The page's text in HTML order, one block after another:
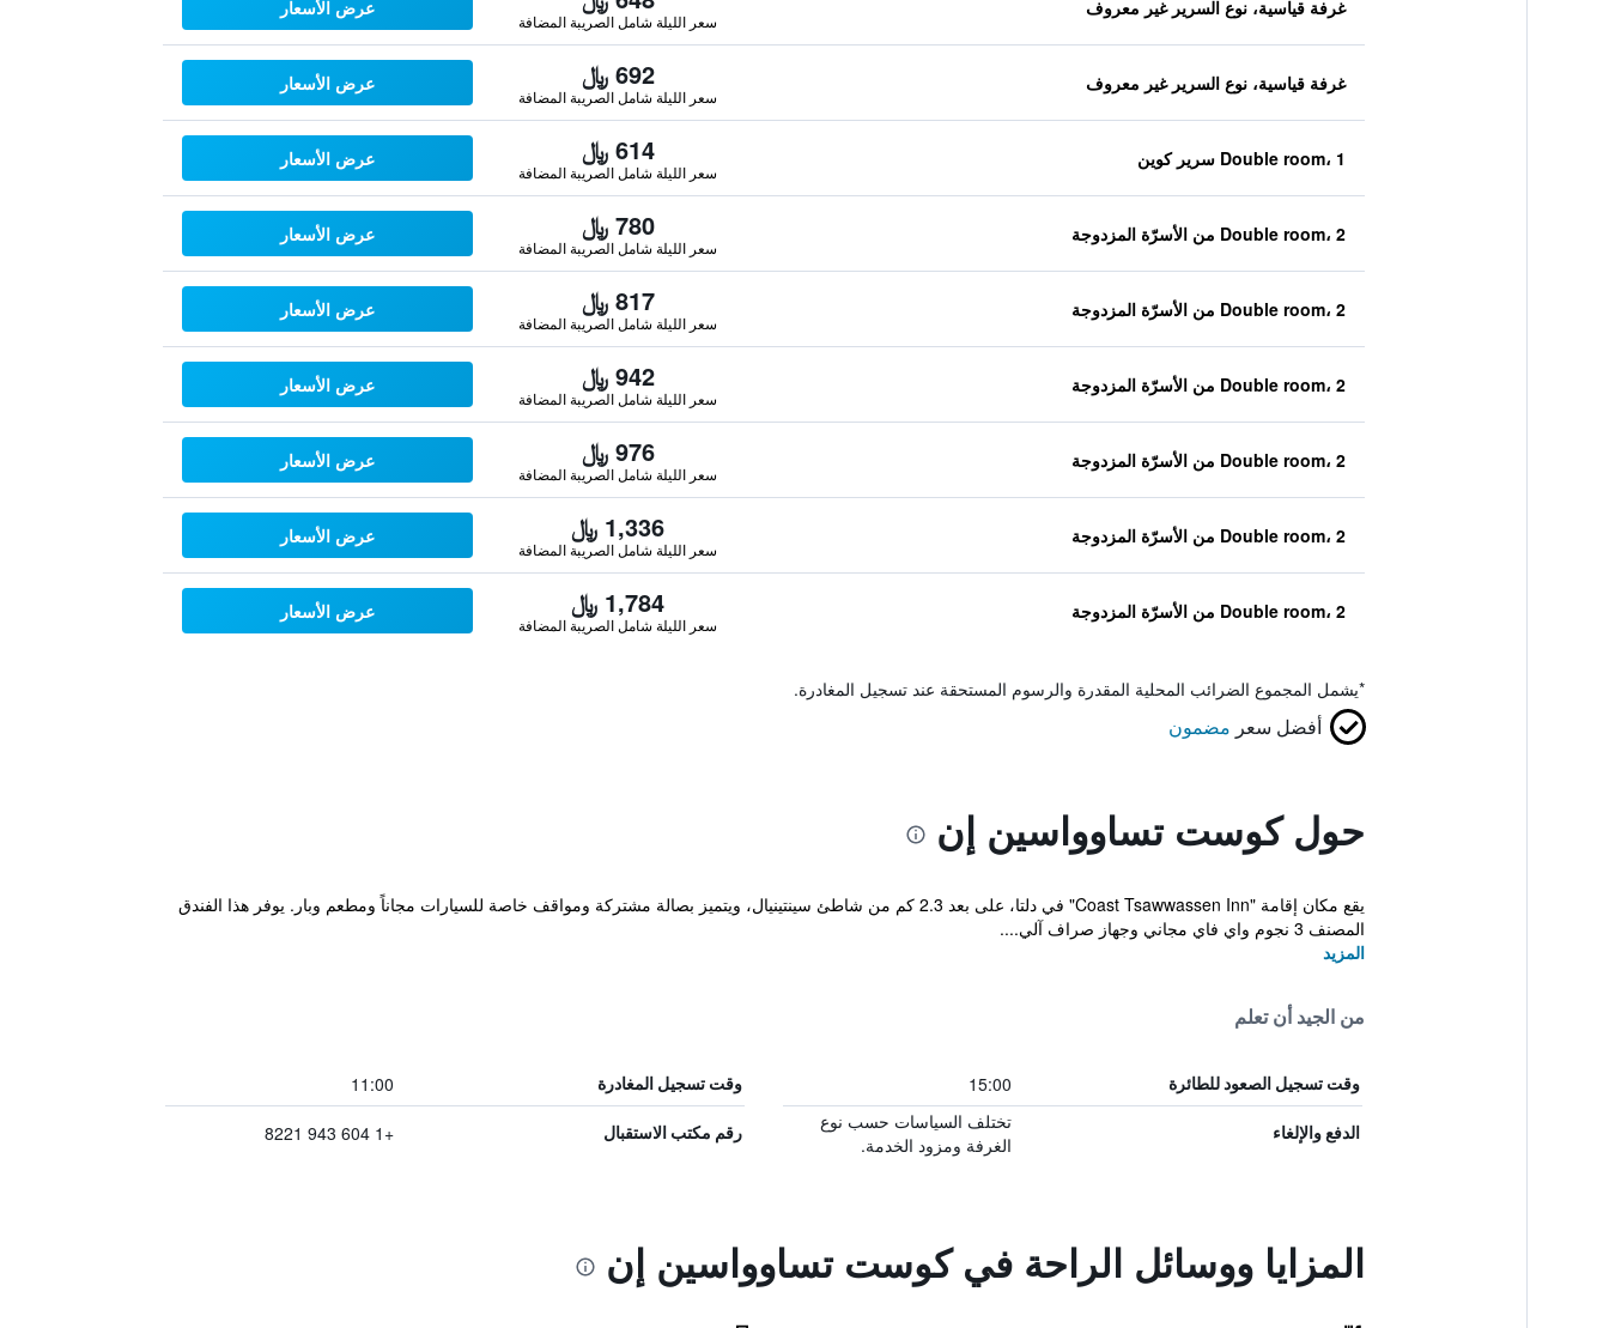
غرفة قياسية، نوع السرير غير معروف
سعر الليلة شامل الصريبة المضافة
عرض الأسعار
غرفة قياسية، نوع السرير غير معروف 692 ﷼
سعر الليلة شامل الصريبة المضافة
عرض الأسعار
Double room، 1 سرير كوين 614 ﷼
سعر الليلة شامل الصريبة المضافة
عرض الأسعار
Double room، 2 من الأسرّة المزدوجة 780 ﷼
سعر الليلة شامل الصريبة المضافة
عرض الأسعار
Double room، 2 من الأسرّة المزدوجة 817 ﷼
سعر الليلة شامل الصريبة المضافة
عرض الأسعار
Double room، 2 من الأسرّة المزدوجة 942 ﷼
سعر الليلة شامل الصريبة المضافة
عرض الأسعار
Double room، 2 من الأسرّة المزدوجة 976 ﷼
سعر الليلة شامل الصريبة المضافة
عرض الأسعار
Double room، 2 من الأسرّة المزدوجة 1,336 ﷼
سعر الليلة شامل الصريبة المضافة
عرض الأسعار
Double room، 2 من الأسرّة المزدوجة 1,784 ﷼
سعر الليلة شامل الصريبة المضافة
عرض الأسعار
*يشمل المجموع الضرائب المحلية المقدرة والرسوم المستحقة عند تسجيل المغادرة.
أفضل سعر مضمون
حول كوست تساوواسين إن
يقع مكان إقامة "Coast Tsawwassen Inn" في دلتا، على بعد 2.3 كم من شاطئ سينتينيال، ويتميز بصالة مشتركة ومواقف خاصة للسيارات مجاناً ومطعم وبار. يوفر هذا الفندق
المصنف 3 نجوم واي فاي مجاني وجهاز صراف آلي....
المزيد
من الجيد أن تعلم
وقت تسجيل الصعود للطائرة 15:00 وقت تسجيل المغادرة 11:00
الدفع والإلغاء
تختلف السياسات حسب نوع
الغرفة ومزود الخدمة.
رقم مكتب الاستقبال +1 604 943 8221
المزايا ووسائل الراحة في كوست تساوواسين إن